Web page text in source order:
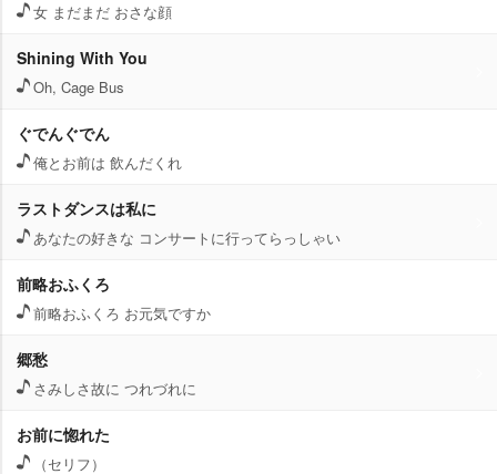
女 まだまだ おさな顔
Shining With You
Oh, Cage Bus
ぐでんぐでん
俺とお前は 飲んだくれ
ラストダンスは私に
あなたの好きな コンサートに行ってらっしゃい
前略おふくろ
前略おふくろ お元気ですか
郷愁
さみしさ故に つれづれに
お前に惚れた
（セリフ）